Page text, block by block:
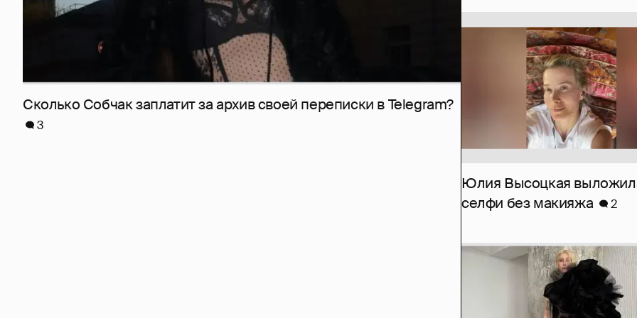
Сколько Собчак заплатит за архив своей перeписки в Telegram?
3
Юлия Высоцкая
селфи без макияжа
2